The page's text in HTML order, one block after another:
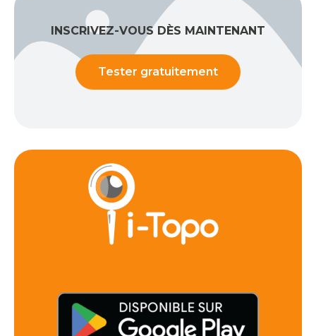
INSCRIVEZ-VOUS DÈS MAINTENANT
Tester gratuitement